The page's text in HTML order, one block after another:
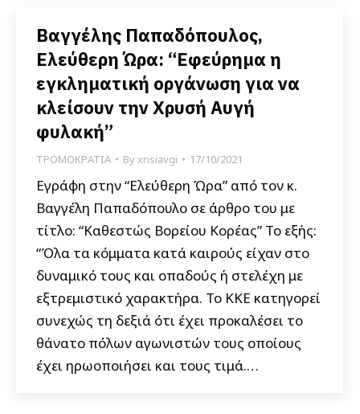
Βαγγέλης Παπαδόπουλος,
Ελεύθερη Ώρα: “Εφεύρημα η
εγκληματική οργάνωση για να
κλείσουν την Χρυσή Αυγή
φυλακή”
ΤΡΟΜΟΚΡΑΤΙΑ Byxrisiavgi 17/10/2021
Εγράφη στην “Ελεύθερη Ώρα” από τον κ.
Βαγγέλη Παπαδόπουλο σε άρθρο του με
τίτλο: “Καθεστώς Βορείου Κορέας” Το εξής:
“Όλα τα κόμματα κατά καιρούς είχαν στο
δυναμικό τους και οπαδούς ή στελέχη με
εξτρεμιστικό χαρακτήρα. Το ΚΚΕ κατηγορεί
συνεχώς τη δεξιά ότι έχει προκαλέσει το
θάνατο πόλων αγωνιστών τους οποίους
έχει ηρωοποιήσει και τους τιμά.…